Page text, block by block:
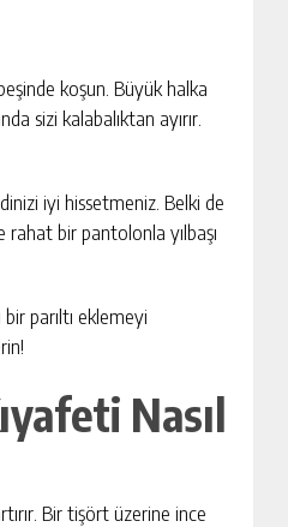
koşun. Büyük halka
sizi kalabalıktan ayırır.
iyi hissetmeniz. Belki de
bir pantolonla yılbaşı
parıltı eklemeyi
Nasıl
Bir tişört üzerine ince